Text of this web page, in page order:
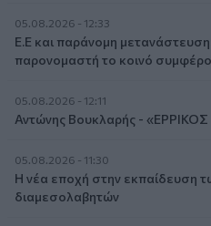
05.08.2026 - 12:33
Ε.Ε και παράνομη
παρονομαστή το κοινό
05.08.2026 - 12:11
Αντώνης Βουκλαρής -
05.08.2026 - 11:30
Η νέα εποχή στην εκπαίδευση
διαμεσολαβητών